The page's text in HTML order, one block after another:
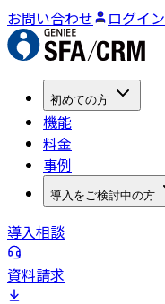
お問い合わせ ログイン
初めての方
機能
料金
事例
導入をご検討中の方
導入相談
資料請求